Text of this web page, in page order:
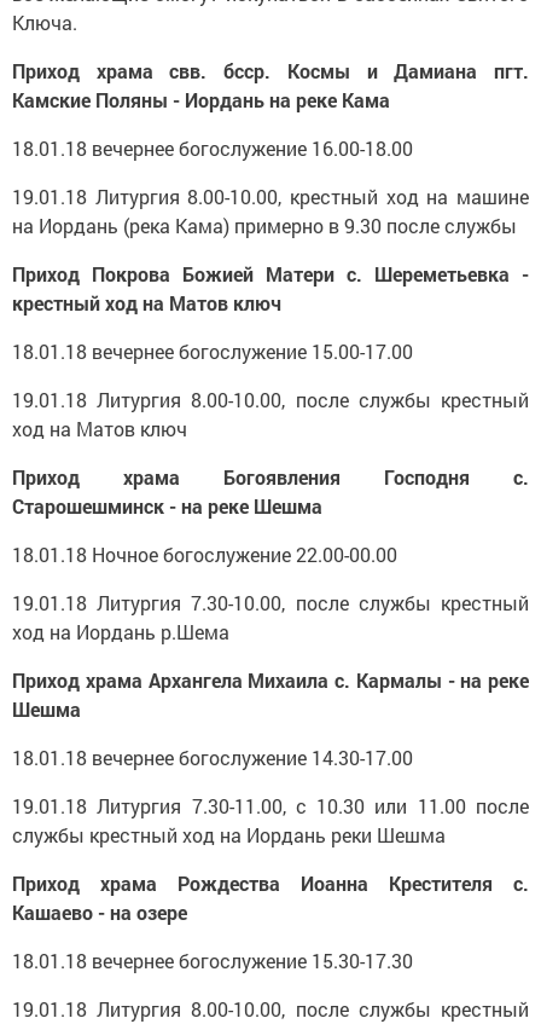
Ключа.
Приход храма свв. бсср. Космы и Дамиана пгт.
Камские Поляны - Иордань на реке Кама
18.01.18 вечернее богослужение 16.00-18.00
19.01.18 Литургия 8.00-10.00, крестный ход на машине
на Иордань (река Кама) примерно в 9.30 после службы
Приход Покрова Божией Матери с. Шереметьевка -
крестный ход на Матов ключ
18.01.18 вечернее богослужение 15.00-17.00
19.01.18 Литургия 8.00-10.00, после службы крестный
ход на Матов ключ
Приход храма Богоявления Господня с.
Старошешминск - на реке Шешма
18.01.18 Ночное богослужение 22.00-00.00
19.01.18 Литургия 7.30-10.00, после службы крестный
ход на Иордань р.Шема
Приход храма Архангела Михаила с. Кармалы - на реке
Шешма
18.01.18 вечернее богослужение 14.30-17.00
19.01.18 Литургия 7.30-11.00, с 10.30 или 11.00 после
службы крестный ход на Иордань реки Шешма
Приход храма Рождества Иоанна Крестителя с.
Кашаево - на озере
18.01.18 вечернее богослужение 15.30-17.30
19.01.18 Литургия 8.00-10.00, после службы крестный